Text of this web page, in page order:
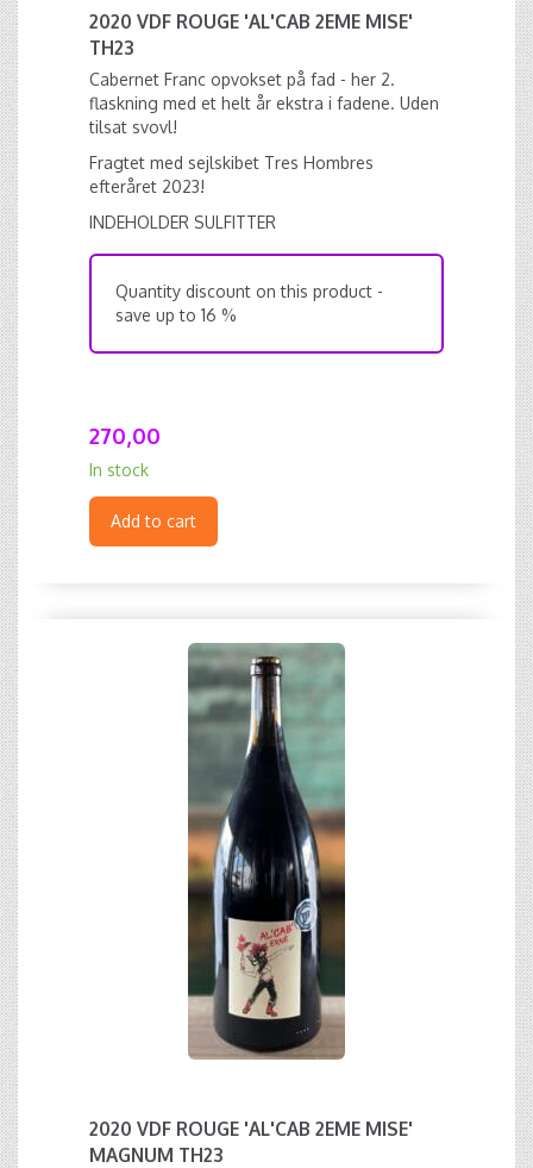
2020 VDF ROUGE 'AL'CAB 2EME MISE'
TH23
Cabernet Franc opvokset på fad - her 2.
flaskning med et helt år ekstra i fadene. Uden
tilsat svovl!
Fragtet med sejlskibet Tres Hombres
efteråret 2023!
INDEHOLDER SULFITTER
Quantity discount on this product -
save up to 16 %
270,00
In stock
Add to cart
2020 VDF ROUGE 'AL'CAB 2EME MISE'
MAGNUM TH23